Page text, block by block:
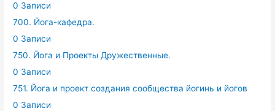
0 Записи
700. Йога-кафедра.
0 Записи
750. Йога и Проекты Дружественные.
0 Записи
751. Йога и проект создания сообщества йогинь и йогов
0 Записи